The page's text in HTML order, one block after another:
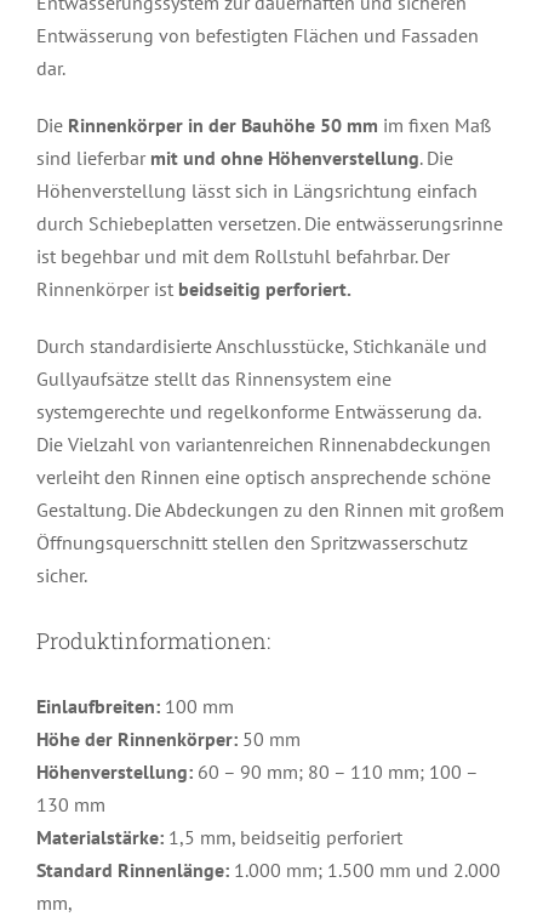
Entwässerung von befestigten Flächen und Fassaden
dar.
Die Rinnenkörper in der Bauhöhe 50 mm im fixen Maß
sind lieferbar mit und ohne Höhenverstellung. Die
Höhenverstellung lässt sich in Längsrichtung einfach
durch Schiebeplatten versetzen. Die entwässerungsrinne
ist begehbar und mit dem Rollstuhl befahrbar. Der
Rinnenkörper ist beidseitig perforiert.
Durch standardisierte Anschlusstücke, Stichkanäle und
Gullyaufsätze stellt das Rinnensystem eine
systemgerechte und regelkonforme Entwässerung da.
Die Vielzahl von variantenreichen Rinnenabdeckungen
verleiht den Rinnen eine optisch ansprechende schöne
Gestaltung. Die Abdeckungen zu den Rinnen mit großem
Öffnungsquerschnitt stellen den Spritzwasserschutz
sicher.
Produktinformationen:
Einlaufbreiten:100 mm
Höhe der Rinnenkörper: 50 mm
Höhenverstellung:60 – 90 mm; 80 – 110 mm; 100 –
130 mm
Materialstärke:1,5 mm, beidseitig perforiert
Standard Rinnenlänge:1.000 mm; 1.500 mm und 2.000
mm,